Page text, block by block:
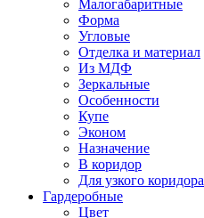
Малогабаритные
Форма
Угловые
Отделка и материал
Из МДФ
Зеркальные
Особенности
Купе
Эконом
Назначение
В коридор
Для узкого коридора
Гардеробные
Цвет